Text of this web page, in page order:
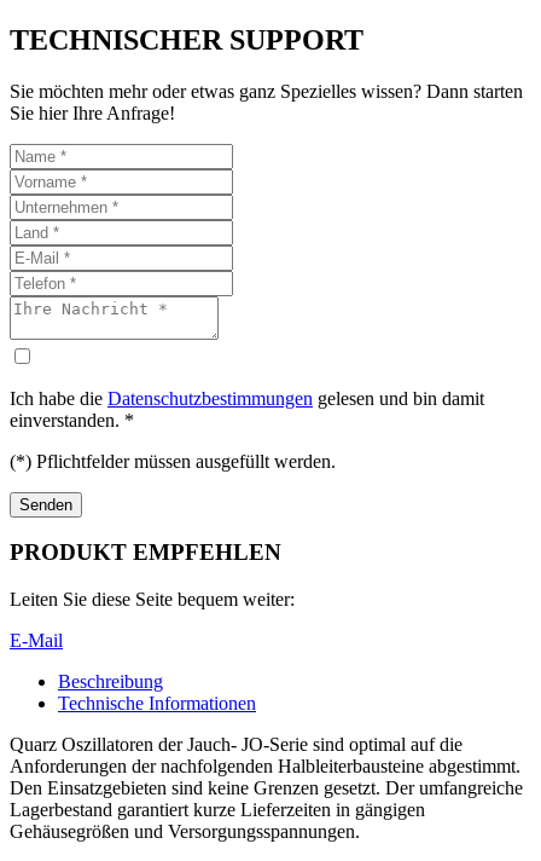
TECHNISCHER SUPPORT
Sie möchten mehr oder etwas ganz Spezielles wissen? Dann starten
Sie hier Ihre Anfrage!
Ich habe die Datenschutzbestimmungen gelesen und bin damit
einverstanden. *
(*) Pflichtfelder müssen ausgefüllt werden.
PRODUKT EMPFEHLEN
Leiten Sie diese Seite bequem weiter:
E-Mail
Beschreibung
Technische Informationen
Quarz Oszillatoren der Jauch- JO-Serie sind optimal auf die
Anforderungen der nachfolgenden Halbleiterbausteine abgestimmt.
Den Einsatzgebieten sind keine Grenzen gesetzt. Der umfangreiche
Lagerbestand garantiert kurze Lieferzeiten in gängigen
Gehäusegrößen und Versorgungsspannungen.